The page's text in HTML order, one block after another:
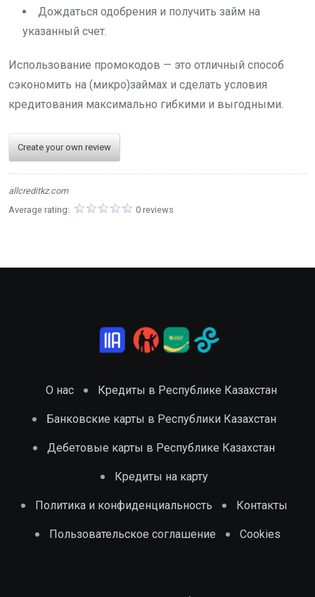
Дождаться одобрения и получить займ на
указанный счет.
Использование промокодов — это отличный способ
сэкономить на (микро)займах и сделать условия
кредитования максимально гибкими и выгодными.
Create your own review
allcreditkz.com
Average rating:
0 reviews
О нас Кредиты в Республике Казахстан
Банковские карты в Республики Казахстан
Дебетовые карты в Республике Казахстан
Кредиты на карту
Политика и конфиденциальность Контакты
Пользовательское соглашение Cookies